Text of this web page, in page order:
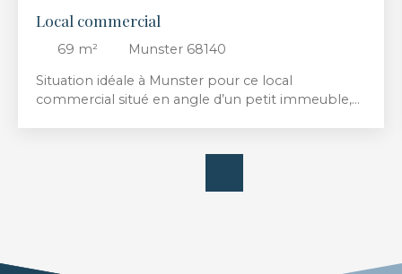
Local commercial
69 m²
Munster 68140
Situation idéale à Munster pour ce local
commercial situé en angle d’un petit immeuble,
une cuisine, des WC séparés, une cave en sous-sol
euros de provisions pour charges mensuelles, soit